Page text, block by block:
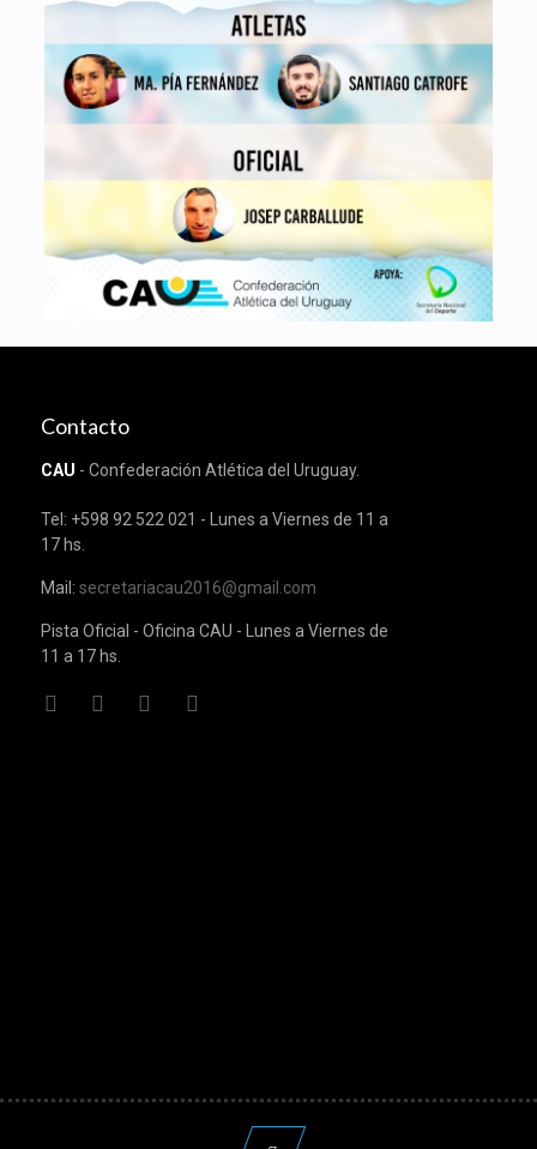
Contacto
CAU - Confederación Atlética del Uruguay.
Tel: +598 92 522 021 - Lunes a Viernes de 11 a
17 hs.
Mail: secretariacau2016@gmail.com
Pista Oficial - Oficina CAU - Lunes a Viernes de
11 a 17 hs.